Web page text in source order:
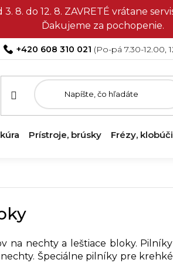
8. do 12. 8. ZAVRETÉ vrátane
Ďakujeme za pochopenie.
+420 608 310 021
Prístroje, brúsky Frézy,
na nechty a leštiace bloky.
Špeciálne pilníky pre